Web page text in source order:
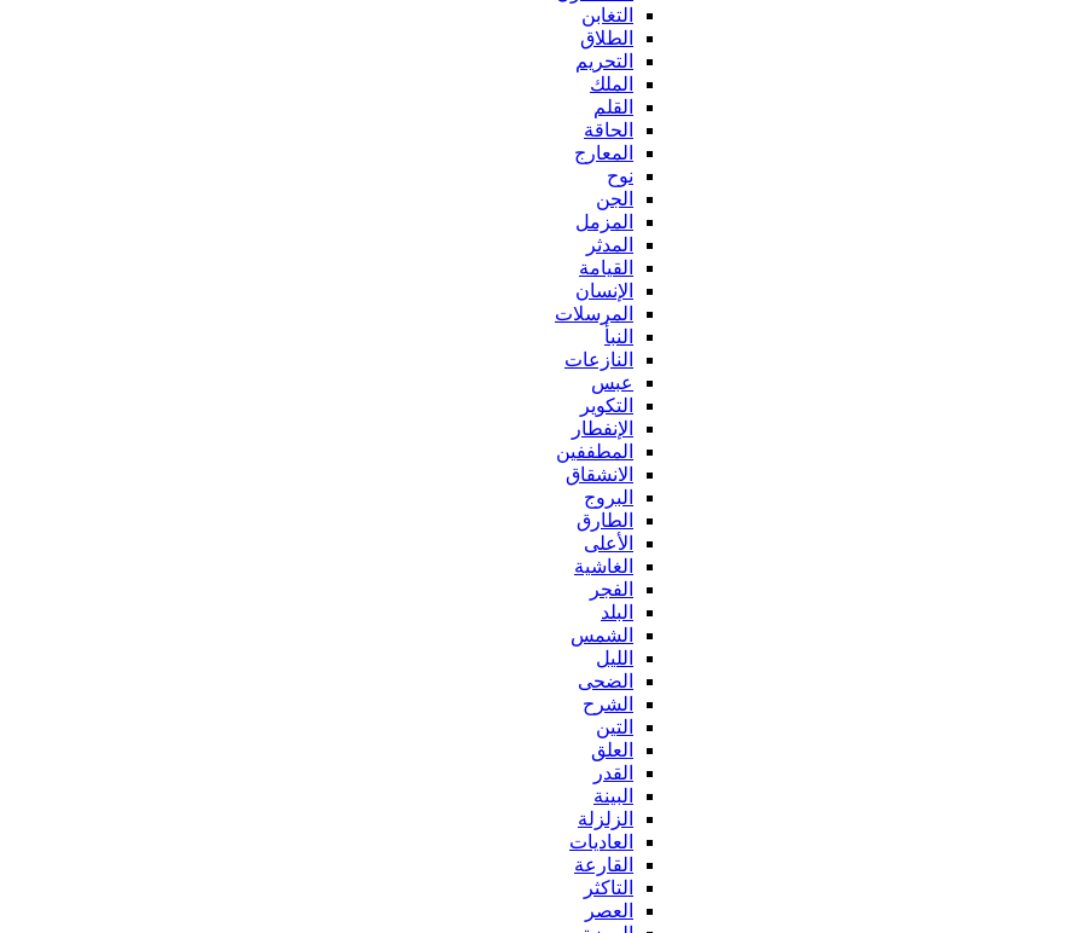
التغابن
الطلاق
التحريم
الملك
القلم
الحاقة
المعارج
نوح
الجن
المزمل
المدثر
القيامة
الإنسان
المرسلات
النبأ
النازعات
عبس
التكوير
الإنفطار
المطففين
الانشقاق
البروج
الطارق
الأعلى
الغاشية
الفجر
البلد
الشمس
الليل
الضحى
الشرح
التين
العلق
القدر
البينة
الزلزلة
العاديات
القارعة
التاكثر
العصر